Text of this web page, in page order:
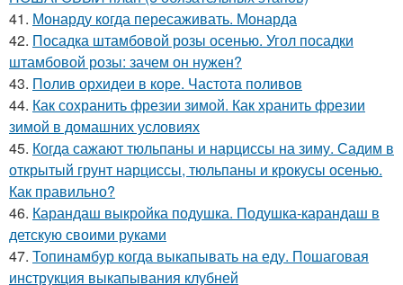
41. Монарду когда пересаживать. Монарда
42. Посадка штамбовой розы осенью. Угол посадки
штамбовой розы: зачем он нужен?
43. Полив орхидеи в коре. Частота поливов
44. Как сохранить фрезии зимой. Как хранить фрезии
зимой в домашних условиях
45. Когда сажают тюльпаны и нарциссы на зиму. Садим в
открытый грунт нарциссы, тюльпаны и крокусы осенью.
Как правильно?
46. Карандаш выкройка подушка. Подушка-карандаш в
детскую своими руками
47. Топинамбур когда выкапывать на еду. Пошаговая
инструкция выкапывания клубней